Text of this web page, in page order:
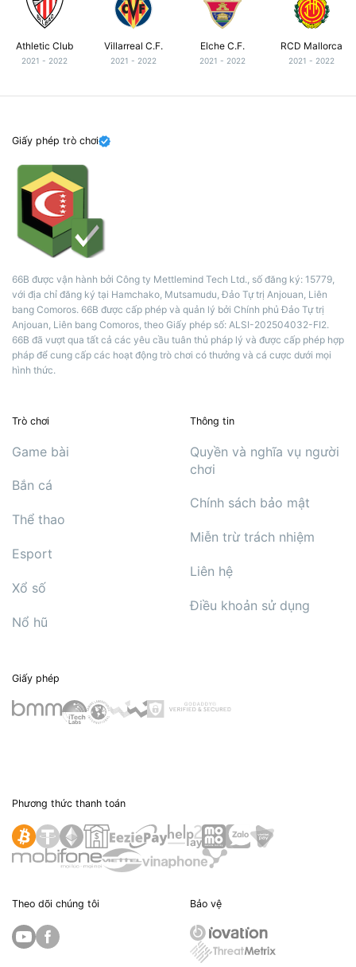
Athletic Club
2021 - 2022
Villarreal C.F.
2021 - 2022
Elche C.F.
2021 - 2022
RCD Mallorca
2021 - 2022
Giấy phép trò chơi
66B được vận hành bởi Công ty Mettlemind Tech Ltd., số đăng ký: 15779,
với địa chỉ đăng ký tại Hamchako, Mutsamudu, Đảo Tự trị Anjouan, Liên
bang Comoros. 66B được cấp phép và quản lý bởi Chính phủ Đảo Tự trị
Anjouan, Liên bang Comoros, theo Giấy phép số: ALSI-202504032-FI2.
66B đã vượt qua tất cả các yêu cầu tuân thủ pháp lý và được cấp phép hợp
pháp để cung cấp các hoạt động trò chơi có thưởng và cá cược dưới mọi
hình thức.
Trò chơi
Game bài
Bắn cá
Thể thao
Esport
Xổ số
Nổ hũ
Thông tin
Quyền và nghĩa vụ người
chơi
Chính sách bảo mật
Miễn trừ trách nhiệm
Liên hệ
Điều khoản sử dụng
Giấy phép
Phương thức thanh toán
Theo dõi chúng tôi Bảo vệ